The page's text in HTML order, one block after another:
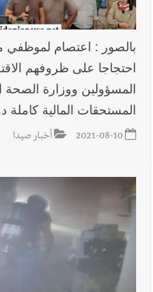
بالصور : اعتصام
احتجاجا على ظروفهم
المسؤولين ووزارة
المستحقات المالية كاملة
2021-08-10 أخبار صيدا